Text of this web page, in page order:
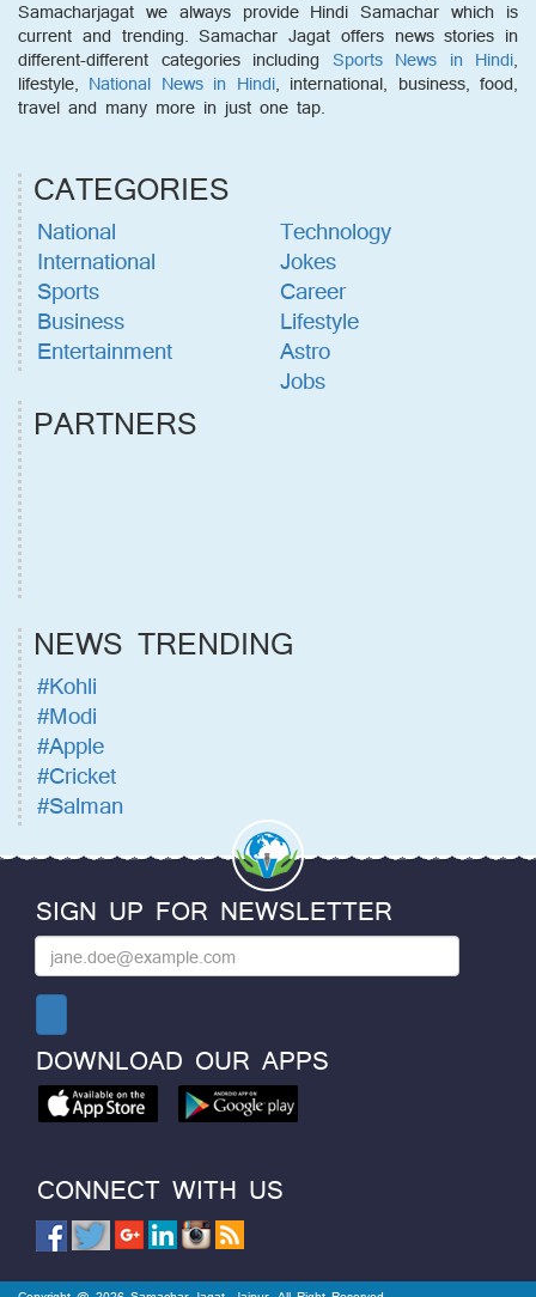
Samacharjagat we always provide Hindi Samachar which is
current and trending. Samachar Jagat offers news stories in
different-different categories including Sports News in Hindi,
lifestyle, National News in Hindi, international, business, food,
travel and many more in just one tap.
CATEGORIES
National
International
Sports
Business
Entertainment
Technology
Jokes
Career
Lifestyle
Astro
Jobs
PARTNERS
NEWS TRENDING
#Kohli
#Modi
#Apple
#Cricket
#Salman
SIGN UP FOR NEWSLETTER
DOWNLOAD OUR APPS
CONNECT WITH US